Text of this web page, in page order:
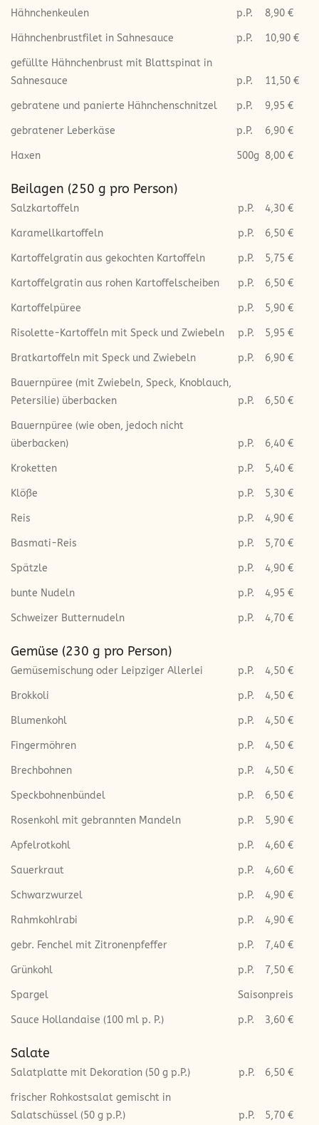
Hähnchenkeulen p.P. 8,90 €
Hähnchenbrustfilet in Sahnesauce p.P. 10,90 €
gefüllte Hähnchenbrust mit Blattspinat in
Sahnesauce
p.P. 11,50 €
gebratene und panierte Hähnchenschnitzel p.P. 9,95 €
gebratener Leberkäse p.P. 6,90 €
Haxen 500g 8,00 €
Beilagen (250 g pro Person)
Salzkartoffeln p.P. 4,30 €
Karamellkartoffeln p.P. 6,50 €
Kartoffelgratin aus gekochten Kartoffeln p.P. 5,75 €
Kartoffelgratin aus rohen Kartoffelscheiben p.P. 6,50 €
Kartoffelpüree p.P. 5,90 €
Risolette-Kartoffeln mit Speck und Zwiebeln p.P. 5,95 €
Bratkartoffeln mit Speck und Zwiebeln p.P. 6,90 €
Bauernpüree (mit Zwiebeln, Speck, Knoblauch,
Petersilie) überbacken
p.P. 6,50 €
Bauernpüree (wie oben, jedoch nicht
überbacken)
p.P. 6,40 €
Kroketten p.P. 5,40 €
Klöße p.P. 5,30 €
Reis p.P. 4,90 €
Basmati-Reis p.P. 5,70 €
Spätzle p.P. 4,90 €
bunte Nudeln p.P. 4,95 €
Schweizer Butternudeln p.P. 4,70 €
Gemüse (230 g pro Person)
Gemüsemischung oder Leipziger Allerlei p.P. 4,50 €
Brokkoli p.P. 4,50 €
Blumenkohl p.P. 4,50 €
Fingermöhren p.P. 4,50 €
Brechbohnen p.P. 4,50 €
Speckbohnenbündel p.P. 6,50 €
Rosenkohl mit gebrannten Mandeln p.P. 5,90 €
Apfelrotkohl p.P. 4,60 €
Sauerkraut p.P. 4,60 €
Schwarzwurzel p.P. 4,90 €
Rahmkohlrabi p.P. 4,90 €
gebr. Fenchel mit Zitronenpfeffer p.P. 7,40 €
Grünkohl p.P. 7,50 €
Spargel Saisonpreis
Sauce Hollandaise (100 ml p. P.) p.P. 3,60 €
Salate
Salatplatte mit Dekoration (50 g p.P.) p.P. 6,50 €
frischer Rohkostsalat gemischt in
Salatschüssel (50 g p.P.)
p.P. 5,70 €